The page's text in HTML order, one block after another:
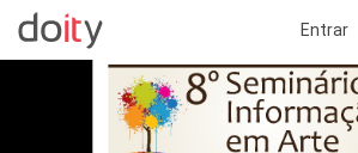
Entrar